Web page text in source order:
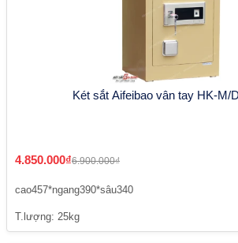
Két sắt Aifeibao vân tay HK-M/
4.850.000₫6.900.000₫
cao457*ngang390*sâu340
T.lượng: 25kg